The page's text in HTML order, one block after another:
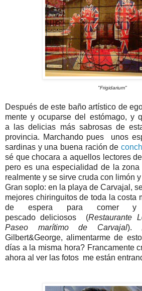
"Frigidarium"
Después de este baño artístico de
mente y ocuparse del estómago, y
a las delicias más sabrosas de
provincia. Marchando pues unos
sardinas y una buena ración de
sé que chocara a aquellos lectores
pero es una especialidad de la
realmente y se sirve cruda con limón
Gran soplo: en la playa de Carvajal,
mejores chiringuitos de toda la costa
de espera para comer
pescado deliciosos (Restaurante
Paseo marítimo de Carvajal).
Gilbert&George, alimentarme de
días a la misma hora? Francamente
ahora al ver las fotos me están